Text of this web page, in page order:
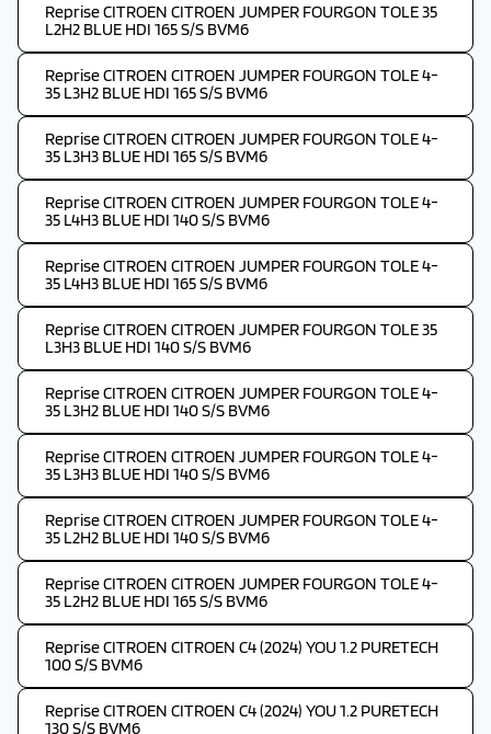
Reprise CITROEN CITROEN JUMPER FOURGON TOLE 35
L2H2 BLUE HDI 165 S/S BVM6
Reprise CITROEN CITROEN JUMPER FOURGON TOLE 4-
35 L3H2 BLUE HDI 165 S/S BVM6
Reprise CITROEN CITROEN JUMPER FOURGON TOLE 4-
35 L3H3 BLUE HDI 165 S/S BVM6
Reprise CITROEN CITROEN JUMPER FOURGON TOLE 4-
35 L4H3 BLUE HDI 140 S/S BVM6
Reprise CITROEN CITROEN JUMPER FOURGON TOLE 4-
35 L4H3 BLUE HDI 165 S/S BVM6
Reprise CITROEN CITROEN JUMPER FOURGON TOLE 35
L3H3 BLUE HDI 140 S/S BVM6
Reprise CITROEN CITROEN JUMPER FOURGON TOLE 4-
35 L3H2 BLUE HDI 140 S/S BVM6
Reprise CITROEN CITROEN JUMPER FOURGON TOLE 4-
35 L3H3 BLUE HDI 140 S/S BVM6
Reprise CITROEN CITROEN JUMPER FOURGON TOLE 4-
35 L2H2 BLUE HDI 140 S/S BVM6
Reprise CITROEN CITROEN JUMPER FOURGON TOLE 4-
35 L2H2 BLUE HDI 165 S/S BVM6
Reprise CITROEN CITROEN C4 (2024) YOU 1.2 PURETECH
100 S/S BVM6
Reprise CITROEN CITROEN C4 (2024) YOU 1.2 PURETECH
130 S/S BVM6